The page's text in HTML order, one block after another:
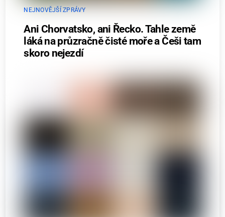
NEJNOVĚJŠÍ ZPRÁVY
Ani Chorvatsko, ani Řecko. Tahle země
láká na průzračně čisté moře a Češi tam
skoro nejezdí